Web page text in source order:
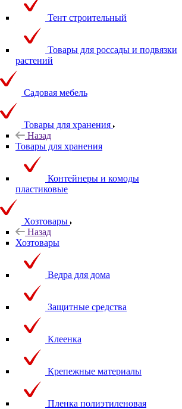
Тент строительный
Товары для россады и подвязки
растений
Садовая мебель
Товары для хранения
Назад
Товары для хранения
Контейнеры и комоды
пластиковые
Хозтовары
Назад
Хозтовары
Ведра для дома
Защитные средства
Клеенка
Крепежные материалы
Пленка полиэтиленовая